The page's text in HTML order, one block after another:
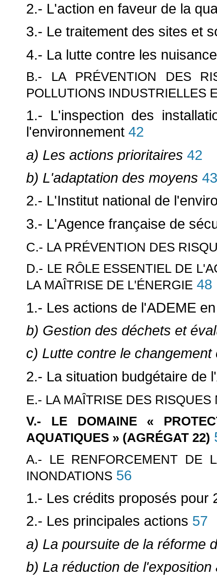
2.- L'action en faveur de la
3.- Le traitement des sites et
4.- La lutte contre les
B.- LA PRÉVENTION DES
POLLUTIONS INDUSTRIELLES
1.- L'inspection des
l'environnement 42
a) Les actions prioritaires 42
b) L'adaptation des moyens 43
2.- L'Institut national de
3.- L'Agence française de
C.- LA PRÉVENTION DES
D.- LE RÔLE ESSENTIEL DE
LA MAÎTRISE DE L'ÉNERGIE 48
1.- Les actions de l'ADEME
b) Gestion des déchets et
c) Lutte contre le changement
2.- La situation budgétaire de
E.- LA MAÎTRISE DES RISQUES
V.- LE DOMAINE «
AQUATIQUES » (AGRÉGAT 22)
A.- LE RENFORCEMENT DE
INONDATIONS 56
1.- Les crédits proposés pour
2.- Les principales actions 57
a) La poursuite de la réforme
b) La réduction de